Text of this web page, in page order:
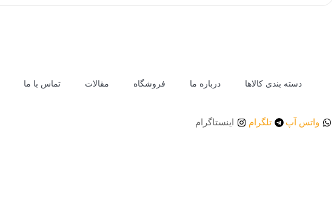
دسته بندی کالاها
برند ها
درباره ما فروشگاه مقالات تماس با ما
واتس آپ تلگرام اینستاگرام